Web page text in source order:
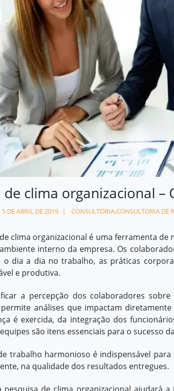
de clima organizacional –
5 DE ABRIL DE 2019 CONSULTORIA,CONSULTORIA DE
clima organizacional é uma ferramenta
interno da empresa. Os
o dia a dia no trabalho, as práticas
e produtiva.
a percepção dos colaboradores
análises que impactam diretamente
é exercida, da integração dos
são itens essenciais para o sucesso
trabalho harmonioso é indispensável
na qualidade dos resultados entregues.